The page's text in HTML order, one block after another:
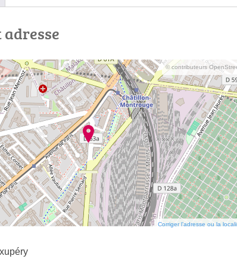
© contributeurs
Corriger l’adresse ou la